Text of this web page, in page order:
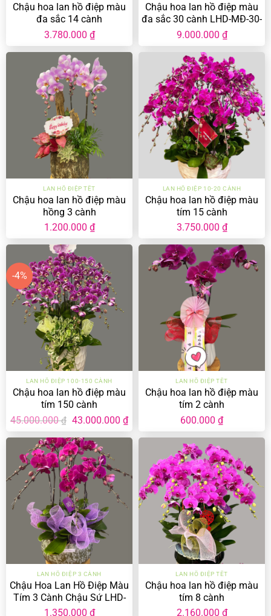
Chậu hoa lan hồ điệp màu
đa sắc 14 cành
3.780.000 ₫
Chậu hoa lan hồ điệp màu
đa sắc 30 cành LHD-MĐ-30-
CC-02
9.000.000 ₫
LAN HỒ ĐIỆP TẾT
Chậu hoa lan hồ điệp màu
hồng 3 cành
1.200.000 ₫
LAN HỒ ĐIỆP 10-20 CÀNH
Chậu hoa lan hồ điệp màu
tím 15 cành
3.750.000 ₫
-4%
LAN HỒ ĐIỆP 100-150 CÀNH
Chậu hoa lan hồ điệp màu
tím 150 cành
45.000.000₫ Giá
là:
45.000.000 ₫.
43.000.000 ₫Giá
hiện
tại
43.000.000 ₫.
LAN HỒ ĐIỆP TẾT
Chậu hoa lan hồ điệp màu
tím 2 cành
600.000 ₫
LAN HỒ ĐIỆP 3 CÀNH
Chậu Hoa Lan Hồ Điệp Màu
Tím 3 Cành Chậu Sứ LHD-
MT-3-CS-04
1.350.000 ₫
LAN HỒ ĐIỆP TẾT
Chậu hoa lan hồ điệp màu
tím 8 cành
2.160.000 ₫